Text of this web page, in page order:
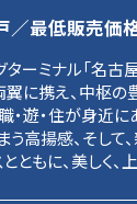
／最低販売価格
ーミナル「名古
翼に携え、中枢
・遊・住が身近
高揚感、そして
ともに、美しく、